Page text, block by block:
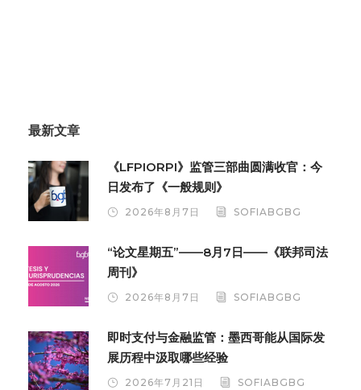
最新文章
《LFPIORPI》监管三部曲圆满收官：今
日发布了《一般规则》
2026年8月7日 SOFIABGBG
“论文星期五”——8月7日——《联邦司法
周刊》
2026年8月7日 SOFIABGBG
即时支付与金融监管：墨西哥能从国际发
展历程中汲取哪些经验
2026年7月21日 SOFIABGBG